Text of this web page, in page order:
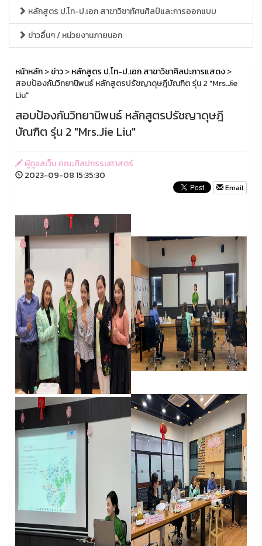
หลักสูตร ป.โท-ป.เอก สาขาวิชาทัศนศิลป์และการออกแบบ
ข่าวอื่นๆ / หน่วยงานภายนอก
หน้าหลัก>ข่าว>หลักสูตร ป.โท-ป.เอก สาขาวิชาศิลปะการแสดง>
สอบป้องกันวิทยานิพนธ์ หลักสูตรปรัชญาดุษฎีบัณฑิต รุ่น 2 "Mrs.Jie
Liu"
สอบป้องกันวิทยานิพนธ์ หลักสูตรปรัชญาดุษฎี
บัณฑิต รุ่น 2 "Mrs.Jie Liu"
ผู้ดูแลเว็บ คณะศิลปกรรมศาสตร์
2023-09-08 15:35:30
Email